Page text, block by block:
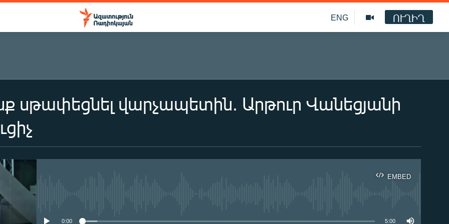
ENG ՈՒՂԻՂ
սթափեցնել վարչապետին. Արթուր Վանեցյանի
EMBED
0:00 5:00